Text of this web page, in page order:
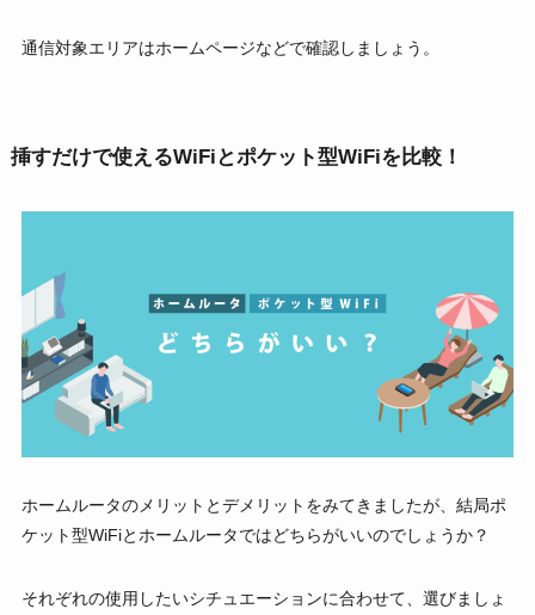
通信対象エリアはホームページなどで確認しましょう。
挿すだけで使えるWiFiとポケット型WiFiを比較！
ホームルータのメリットとデメリットをみてきましたが、結局ポ
ケット型WiFiとホームルータではどちらがいいのでしょうか？
それぞれの使用したいシチュエーションに合わせて、選びましょ